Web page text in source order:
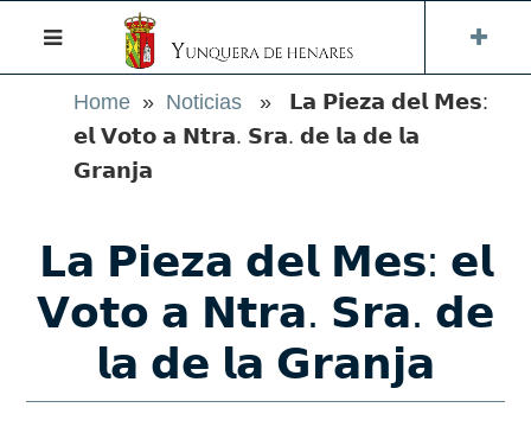
Home » Noticias » 𝗟𝗮 𝗣𝗶𝗲𝘇𝗮 𝗱𝗲𝗹 𝗠𝗲𝘀:
𝗲𝗹 𝗩𝗼𝘁𝗼 𝗮 𝗡𝘁𝗿𝗮. 𝗦𝗿𝗮. 𝗱𝗲 𝗹𝗮 𝗱𝗲 𝗹𝗮
𝗚𝗿𝗮𝗻𝗷𝗮
𝗟𝗮 𝗣𝗶𝗲𝘇𝗮 𝗱𝗲𝗹 𝗠𝗲𝘀: 𝗲𝗹
𝗩𝗼𝘁𝗼 𝗮 𝗡𝘁𝗿𝗮. 𝗦𝗿𝗮. 𝗱𝗲
𝗹𝗮 𝗱𝗲 𝗹𝗮 𝗚𝗿𝗮𝗻𝗷𝗮